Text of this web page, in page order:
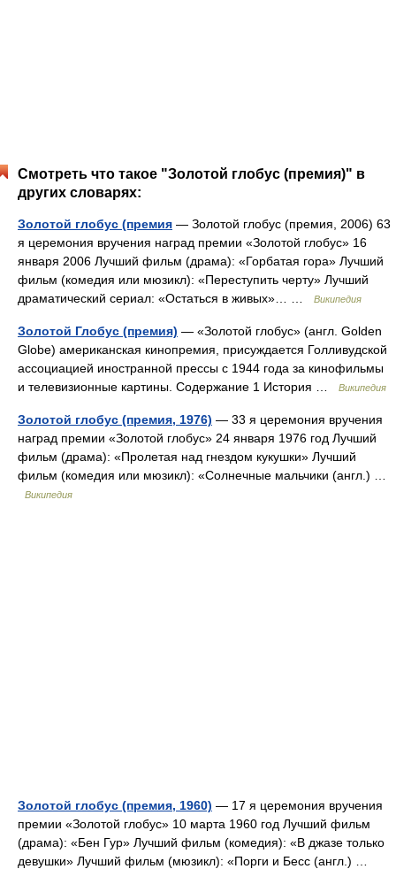
Смотреть что такое "Золотой глобус (премия)" в
других словарях:
Золотой глобус (премия — Золотой глобус (премия, 2006) 63
я церемония вручения наград премии «Золотой глобус» 16
января 2006 Лучший фильм (драма): «Горбатая гора» Лучший
фильм (комедия или мюзикл): «Переступить черту» Лучший
драматический сериал: «Остаться в живых»… …
Википедия
Золотой Глобус (премия) — «Золотой глобус» (англ. Golden
Globe) американская кинопремия, присуждается Голливудской
ассоциацией иностранной прессы с 1944 года за кинофильмы
и телевизионные картины. Содержание 1 История …
Википедия
Золотой глобус (премия, 1976) — 33 я церемония вручения
наград премии «Золотой глобус» 24 января 1976 год Лучший
фильм (драма): «Пролетая над гнездом кукушки» Лучший
фильм (комедия или мюзикл): «Солнечные мальчики (англ.) …
Википедия
Золотой глобус (премия, 1960) — 17 я церемония вручения
премии «Золотой глобус» 10 марта 1960 год Лучший фильм
(драма): «Бен Гур» Лучший фильм (комедия): «В джазе только
девушки» Лучший фильм (мюзикл): «Порги и Бесс (англ.) …